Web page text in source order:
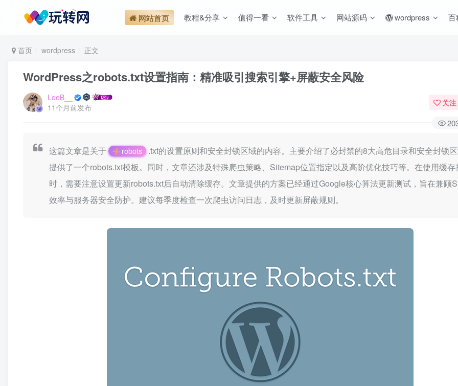
网站首页 教程&分享 值得一看 软件工具 网站源码 wordpress 百
首页 wordpress 正文
WordPress之robots.txt设置指南：精准吸引搜索引擎+屏蔽安全风险
LoeB__
11个月前发布
关注
这篇文章是关于 robots
.txt的设置原则和安全封锁区域的内容。主要介绍了必封禁的8大高危目录和安全封锁
提供了一个robots.txt模板。同时，文章还涉及特殊爬虫策略、Sitemap位置指定以及高阶优化技巧等。在使用缓存
时，需要注意设置更新robots.txt后自动清除缓存。文章提供的方案已经通过Google核心算法更新测试，旨在兼顾
效率与服务器安全防护。建议每季度检查一次爬虫访问日志，及时更新屏蔽规则。